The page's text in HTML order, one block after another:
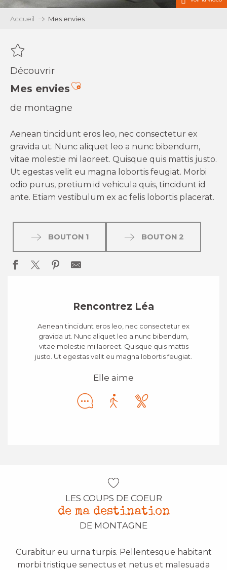
Accueil Mes envies
Découvrir
Mes enviesAjouter aux favoris
de montagne
Aenean tincidunt eros leo, nec consectetur ex
gravida ut. Nunc aliquet leo a nunc bibendum,
vitae molestie mi laoreet. Quisque quis mattis justo.
Ut egestas velit eu magna lobortis feugiat. Morbi
odio purus, pretium id vehicula quis, tincidunt id
ante. Etiam vestibulum ex ac felis lobortis placerat.
BOUTON 1 BOUTON 2
Rencontrez Léa
Aenean tincidunt eros leo, nec consectetur ex
gravida ut. Nunc aliquet leo a nunc bibendum,
vitae molestie mi laoreet. Quisque quis mattis
justo. Ut egestas velit eu magna lobortis feugiat.
Elle aime
LES COUPS DE COEUR
de ma destination
DE MONTAGNE
Curabitur eu urna turpis. Pellentesque habitant
morbi tristique senectus et netus et malesuada